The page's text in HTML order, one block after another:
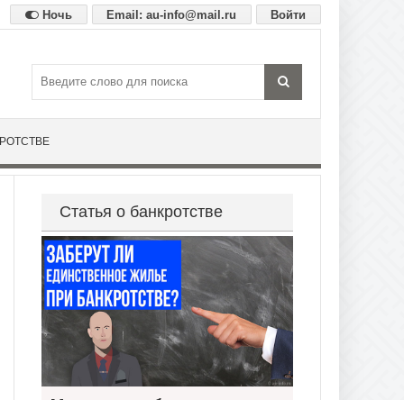
Войти
Email: au-info@mail.ru
Ночь
Статья о банкротстве